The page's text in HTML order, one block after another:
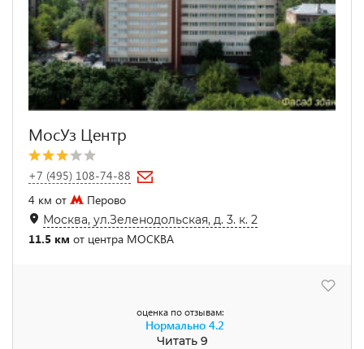
МосУз Центр
+7 (495) 108-74-88
4 км от
Перово
Москва, ул.Зеленодольская, д. 3. к. 2
11.5 км от центра МОСКВА
оценка по отзывам:
Нормально 4.2
Читать 9